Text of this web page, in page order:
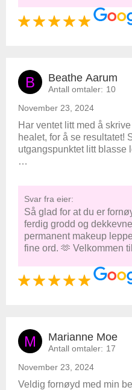
B Beathe Aarum
Antall omtaler: 10
November 23, 2024
Har ventet litt med å
healet, for å se resultatet!
utgangspunktet litt blasse
…
Svar fra eier:
Så glad for at du er
ferdig grodd og
permanent makeup
M Marianne Moe
Antall omtaler: 17
November 23, 2024
Veldig fornøyd med min